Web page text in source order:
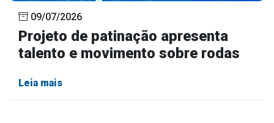
09/07/2026
Projeto de patinação apresenta
talento e movimento sobre rodas
Leia mais